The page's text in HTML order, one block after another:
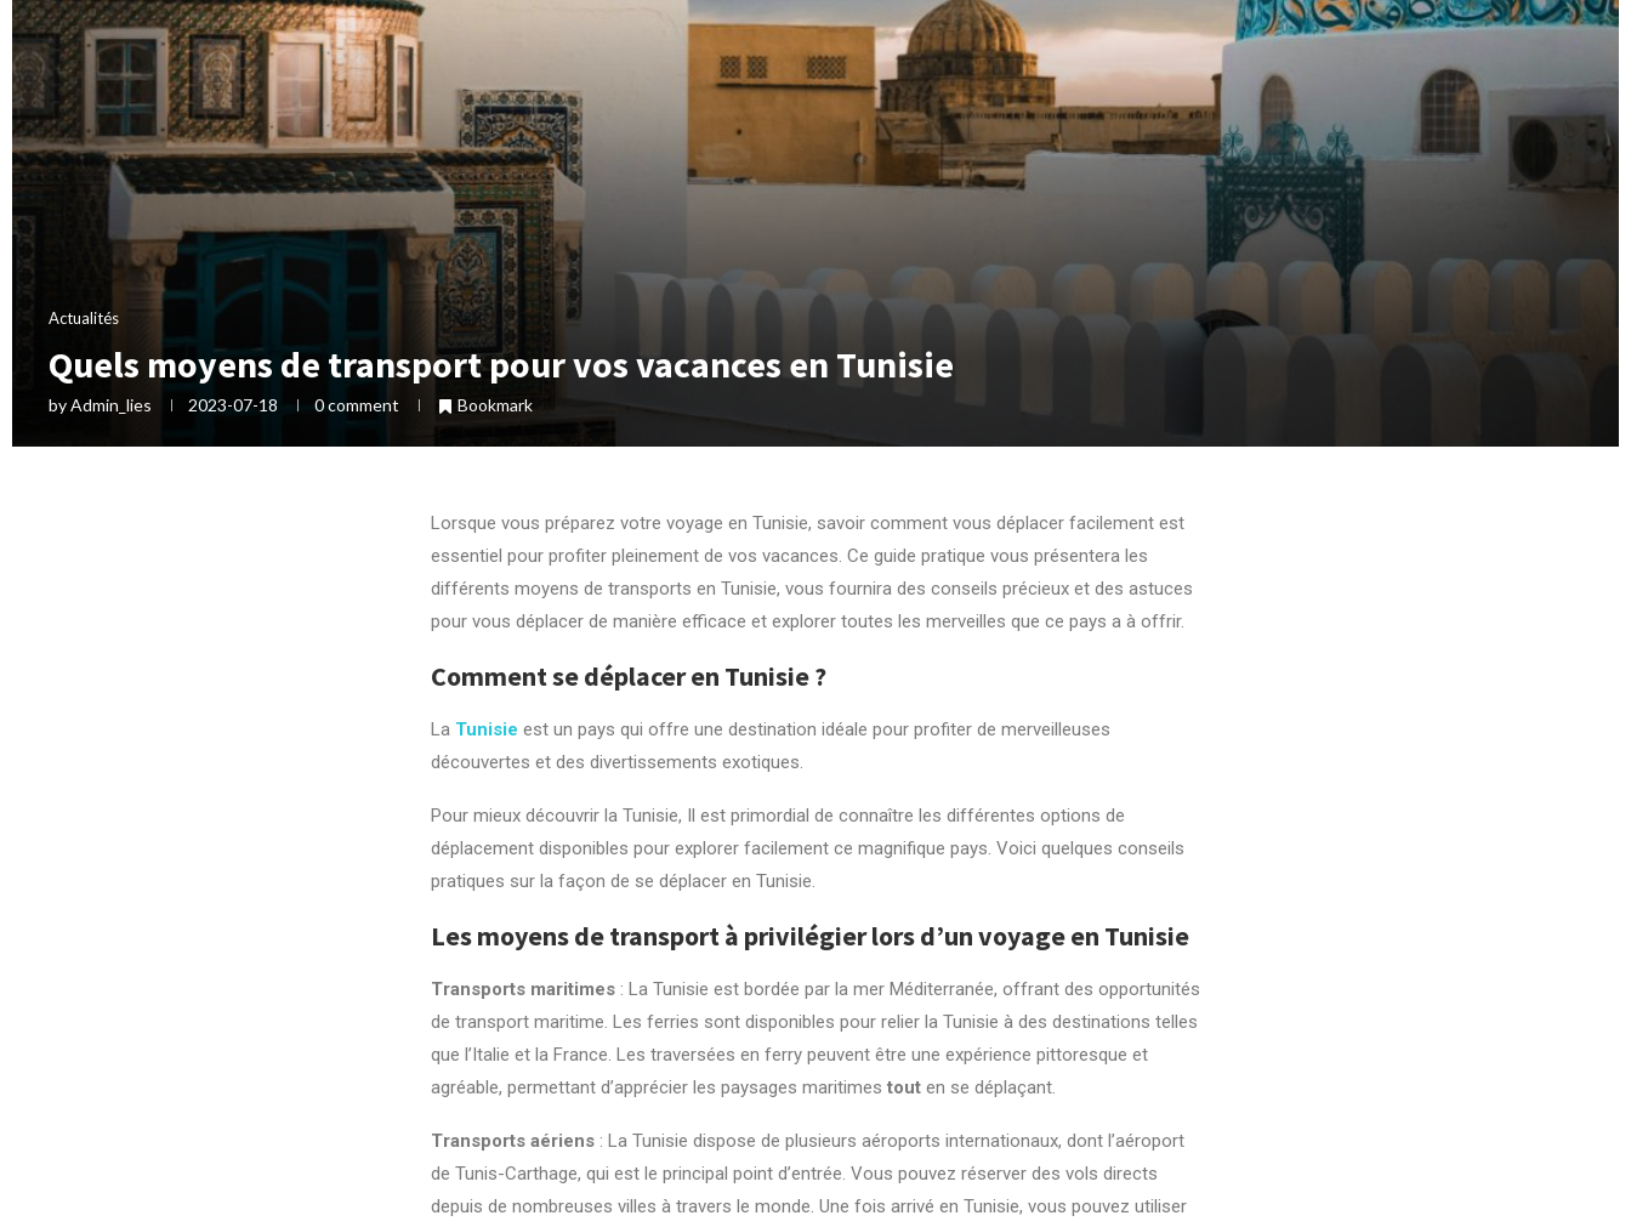
Actualités
Quels moyens de transport pour vos vacances en Tunisie
byAdmin_lies 2023-07-18 0 comment Bookmark
Lorsque vous préparez votre voyage en Tunisie, savoir comment vous déplacer facilement est
essentiel pour profiter pleinement de vos vacances. Ce guide pratique vous présentera les
différents moyens de transports en Tunisie, vous fournira des conseils précieux et des astuces
pour vous déplacer de manière efficace et explorer toutes les merveilles que ce pays a à offrir.
Comment se déplacer en Tunisie ?
La Tunisie est un pays qui offre une destination idéale pour profiter de merveilleuses
découvertes et des divertissements exotiques.
Pour mieux découvrir la Tunisie, Il est primordial de connaître les différentes options de
déplacement disponibles pour explorer facilement ce magnifique pays. Voici quelques conseils
pratiques sur la façon de se déplacer en Tunisie.
Les moyens de transport à privilégier lors d’un voyage en Tunisie
Transports maritimes: La Tunisie est bordée par la mer Méditerranée, offrant des opportunités
de transport maritime. Les ferries sont disponibles pour relier la Tunisie à des destinations telles
que l’Italie et la France. Les traversées en ferry peuvent être une expérience pittoresque et
agréable, permettant d’apprécier les paysages maritimes tout en se déplaçant.
Transports aériens: La Tunisie dispose de plusieurs aéroports internationaux, dont l’aéroport
de Tunis-Carthage, qui est le principal point d’entrée. Vous pouvez réserver des vols directs
depuis de nombreuses villes à travers le monde. Une fois arrivé en Tunisie, vous pouvez utiliser